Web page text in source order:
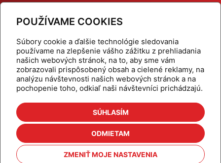
POUŽÍVAME COOKIES
Súbory cookie a ďalšie technológie sledovania
používame na zlepšenie vášho zážitku z prehliadania
našich webových stránok, na to, aby sme vám
zobrazovali prispôsobený obsah a cielené reklamy, na
analýzu návštevnosti našich webových stránok a na
pochopenie toho, odkiaľ naši návštevníci prichádzajú.
SÚHLASÍM
ODMIETAM
ZMENIŤ MOJE NASTAVENIA
Dynamické termostatické ventily
Domov
Produkty
Aktuality
Odber šikovné tipy
Kalkulačky
Cenníky
Na stiahnutie
Referencie
Kontakt